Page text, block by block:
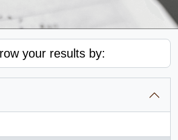
your results by: